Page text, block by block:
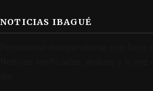
NOTICIAS IBAGUÉ